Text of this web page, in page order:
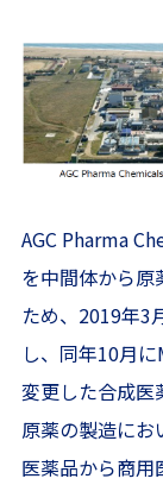
AGC Pharma
を中間体から原
ため、2019年
し、同年10月
変更した合成医
原薬の製造に
医薬品から商